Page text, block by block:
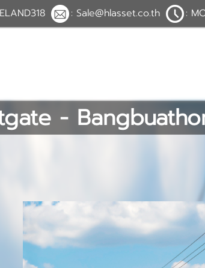
| EN
ร
: Sale@hlasset.co.th :
-